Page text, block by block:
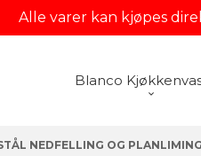
Alle varer kan kjøpes
Blanco
NEDFELLING OG PLANLIMING